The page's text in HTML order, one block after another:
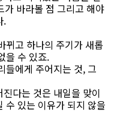
바라볼 점 그리고 해야
.
뀌고 하나의 주기가 새롭
을 수 있죠.
들에게 주어지는 것, 그
다는 것은 내일을 맞이
수 있는 이유가 되지 않을